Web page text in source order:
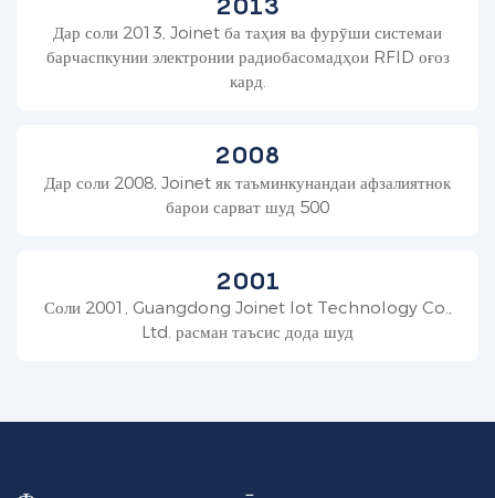
Дар соли 2013, Joinet ба таҳия ва фурӯши системаи
барчаспкунии электронии радиобасомадҳои RFID оғоз
кард.
2008
Дар соли 2008, Joinet як таъминкунандаи афзалиятнок
барои сарват шуд 500
2001
Соли 2001, Guangdong Joinet Iot Technology Co.,
Ltd. расман таъсис дода шуд